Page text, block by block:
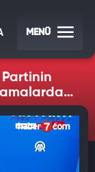
MENÜ
Partinin